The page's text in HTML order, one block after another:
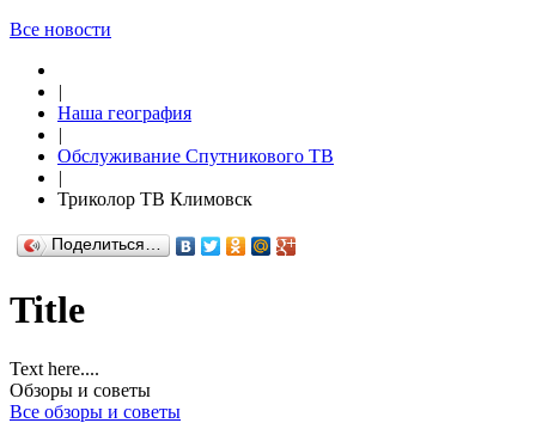
Все новости
|
Наша география
|
Обслуживание Спутникового ТВ
|
Триколор ТВ Климовск
Поделиться…
Title
Text here....
Обзоры и советы
Все обзоры и советы